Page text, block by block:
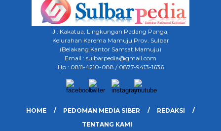
Jl. Kakatua, Lingkungan Padang Panga,
Kelurahan Karema Mamuju Prov. Sulbar
(Belakang Kantor Samsat Mamuju)
Email : sulbarpedia@gmail.com
Hp : 0811-4210-088 / 0877-9413-1636
HOME PEDOMAN MEDIA SIBER
REDAKSI
TENTANG KAMI